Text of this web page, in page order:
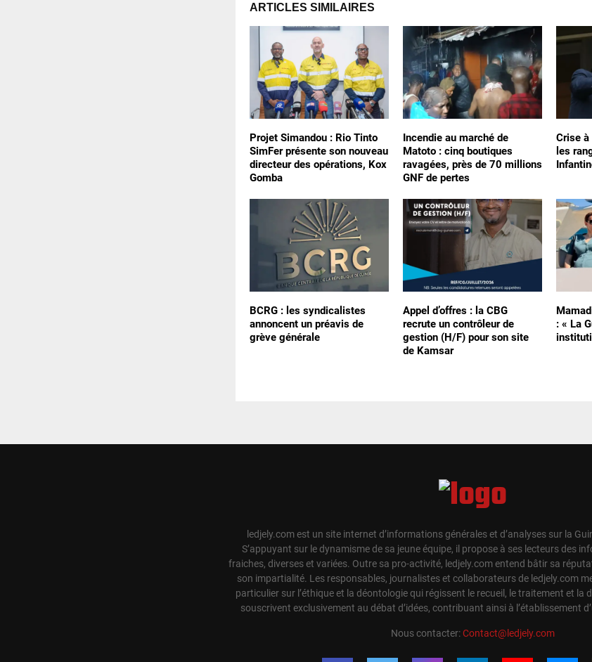
ARTICLES SIMILAIRES
Projet Simandou : Rio Tinto
SimFer présente son nouveau
directeur des opérations, Kox
Gomba
Incendie au marché de
Matoto : cinq boutiques
ravagées, près de 70 millions
GNF de pertes
Crise à
les
BCRG : les syndicalistes
annoncent un préavis de
grève générale
Appel d’offres : la CBG
recrute un contrôleur de
gestion (H/F) pour son site
de Kamsar
: « La
ledjely.com est un site internet d’informations générales et d’analyses sur la
S’appuyant sur le dynamisme de sa jeune équipe, il propose à ses lecteurs des
fraiches, diverses et variées. Outre sa pro-activité, ledjely.com entend bâtir sa
son impartialité. Les responsables, journalistes et collaborateurs de ledjely.com
particulier sur l’éthique et la déontologie qui régissent le recueil, le traitement et la
souscrivent exclusivement au débat d’idées, contribuant ainsi à l’établissement
Nous contacter:Contact@ledjely.com